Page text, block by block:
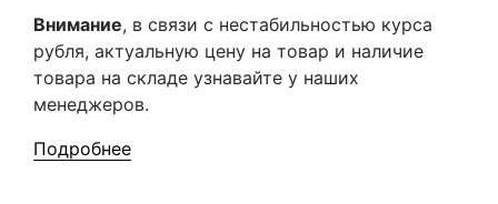
Внимание, в связи с нестабильностью курса
рубля, актуальную цену на товар и наличие
товара на складе узнавайте у наших
менеджеров.
Подробнее